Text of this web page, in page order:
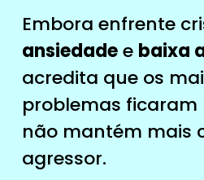
Embora enfrente
ansiedadee baixa
acredita que os
problemas ficaram
não mantém mais
agressor.